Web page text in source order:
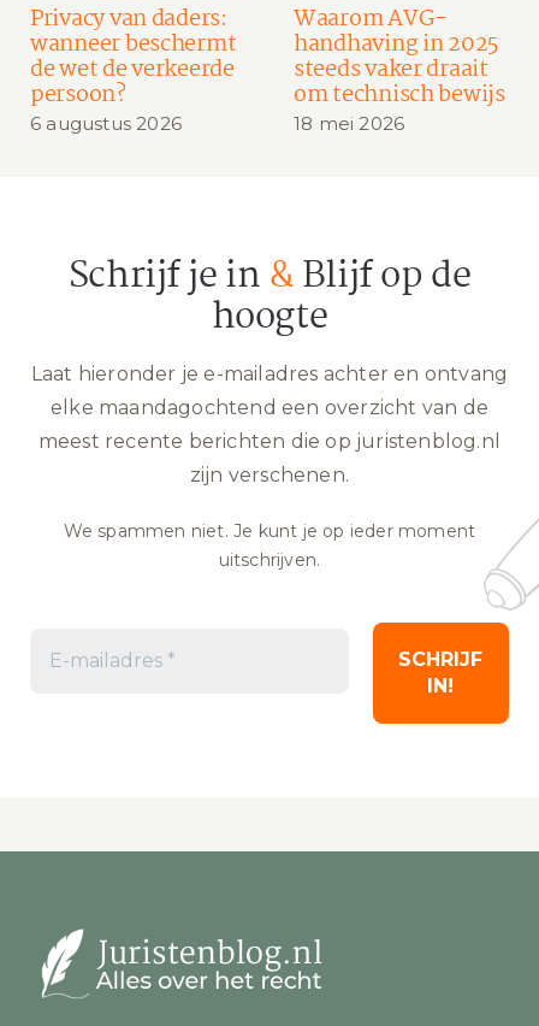
Privacy van daders:
wanneer beschermt
de wet de verkeerde
persoon?
6 augustus 2026
Waarom AVG-
handhaving in 2025
steeds vaker draait
om technisch bewijs
18 mei 2026
Schrijf je in&Blijf op de
hoogte
Laat hieronder je e-mailadres achter en ontvang
elke maandagochtend een overzicht van de
meest recente berichten die op juristenblog.nl
zijn verschenen.
We spammen niet. Je kunt je op ieder moment
uitschrijven.